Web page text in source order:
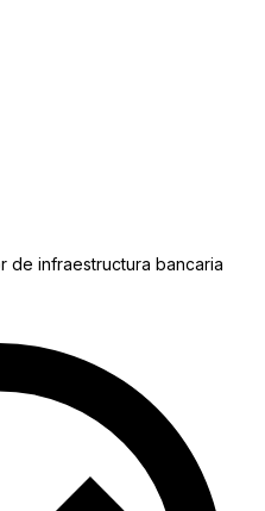
de infraestructura bancaria